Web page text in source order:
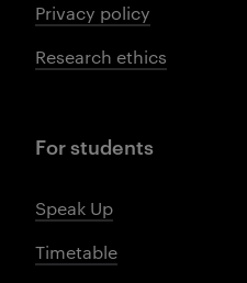
Privacy policy
Research ethics
For students
Speak Up
Timetable